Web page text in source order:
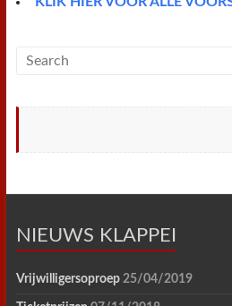
NIEUWS KLAPPEI
Vrijwilligersoproep 25/04/2019